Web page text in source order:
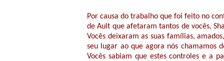
Por causa do trabalho que foi feito no
de Ault que afetaram tantos de vocês,
Vocês deixaram as suas famílias,
seu lugar ao que agora nós chamamos
Vocês sabiam que estes controles e a